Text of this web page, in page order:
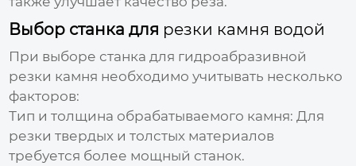
Выбор станка для резки камня водой
При выборе станка для гидроабразивной
резки камня необходимо учитывать несколько
факторов:
Тип и толщина обрабатываемого камня: Для
резки твердых и толстых материалов
требуется более мощный станок.